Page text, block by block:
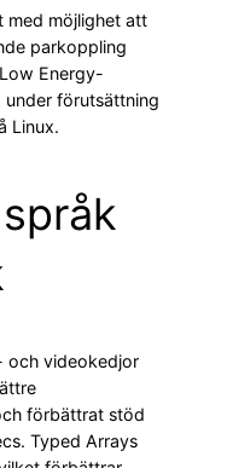
med möjlighet att
parkoppling
Energy-
under förutsättning
Linux.
och videokedjor
förbättrat stöd
Typed Arrays